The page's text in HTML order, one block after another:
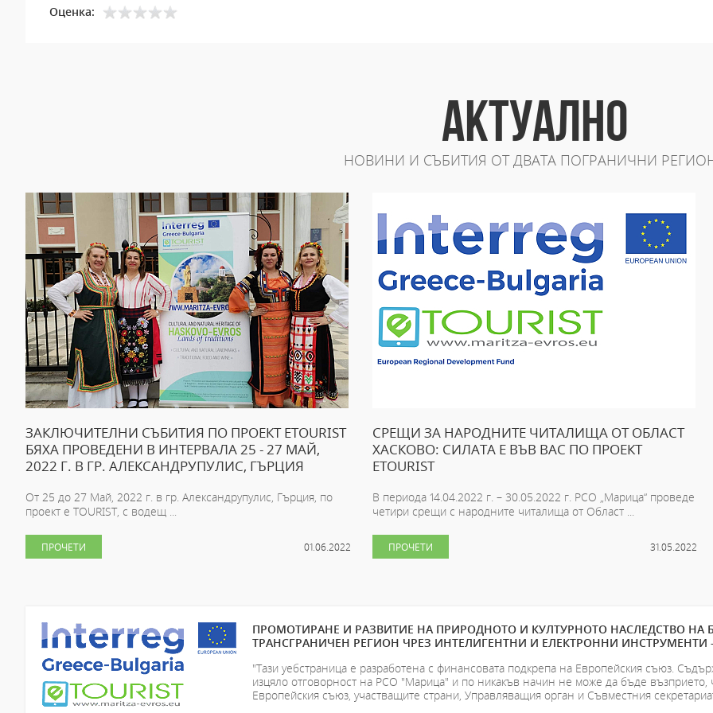
Оценка:
АКТУАЛНО
НОВИНИ И СЪБИТИЯ ОТ ДВАТА ПОГРАНИЧНИ
ЗАКЛЮЧИТЕЛНИ СЪБИТИЯ ПО ПРОЕКТ ETOURIST
БЯХА ПРОВЕДЕНИ В ИНТЕРВАЛА 25 - 27 МАЙ,
2022 Г. В ГР. АЛЕКСАНДРУПУЛИС, ГЪРЦИЯ
От 25 до 27 Май, 2022 г. в гр. Александрупулис, Гърция, по
проект e TOURIST, с водещ ...
01.06.2022
ПРОЧЕТИ
СРЕЩИ ЗА НАРОДНИТЕ ЧИТАЛИЩА ОТ ОБЛАСТ
ХАСКОВО: СИЛАТА Е ВЪВ ВАС ПО ПРОЕКТ
ETOURIST
В периода 14.04.2022 г. – 30.05.2022 г. РСО „Марица“ проведе
четири срещи с народните читалища от Област ...
31.05.2022
ПРОЧЕТИ
ПРОМОТИРАНЕ И РАЗВИТИЕ НА ПРИРОДНОТО И КУЛТУРНОТО НАСЛЕДСТВО НА
ТРАНСГРАНИЧЕН РЕГИОН ЧРЕЗ ИНТЕЛИГЕНТНИ И ЕЛЕКТРОННИ ИНСТРУМЕНТИ -
"Тази уебстраница е разработена с финансовата подкрепа на Европейския съюз.
изцяло отговорност на РСО "Марица" и по никакъв начин не може да бъде възприето,
Европейския съюз, участващите страни, Управляващия орган и Съвместния